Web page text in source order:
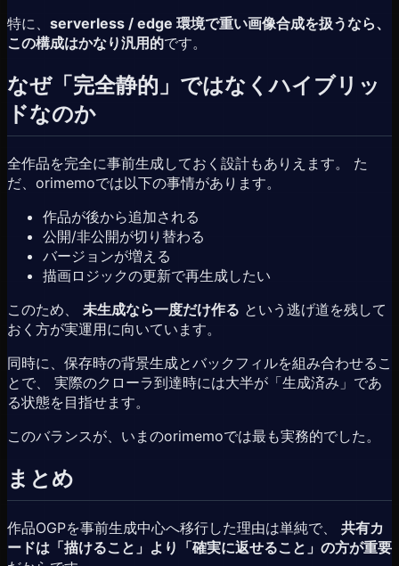
特に、 serverless / edge 環境で重い画像合成を扱うなら、
この構成はかなり汎用的です。
なぜ「完全静的」ではなくハイブリッ
ドなのか
全作品を完全に事前生成しておく設計もありえます。 た
だ、orimemoでは以下の事情があります。
作品が後から追加される
公開/非公開が切り替わる
バージョンが増える
描画ロジックの更新で再生成したい
このため、 未生成なら一度だけ作る という逃げ道を残して
おく方が実運用に向いています。
同時に、保存時の背景生成とバックフィルを組み合わせるこ
とで、 実際のクローラ到達時には大半が「生成済み」であ
る状態を目指せます。
このバランスが、いまのorimemoでは最も実務的でした。
まとめ
作品OGPを事前生成中心へ移行した理由は単純で、 共有カ
ードは「描けること」より「確実に返せること」の方が重要